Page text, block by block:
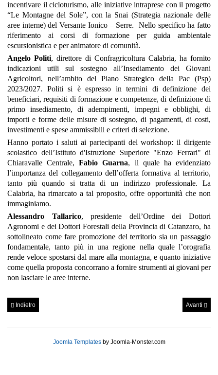
incentivare il cicloturismo, alle iniziative intraprese con il progetto
“Le Montagne del Sole”, con la Snai (Strategia nazionale delle
aree interne) del Versante Ionico – Serre. Nello specifico ha fatto
riferimento ai corsi di formazione per guida ambientale
escursionistica e per animatore di comunità.
Angelo Politi, direttore di Confragricoltura Calabria, ha fornito
indicazioni utili sul sostegno all’Insediamento dei Giovani
Agricoltori, nell’ambito del Piano Strategico della Pac (Psp)
2023/2027. Politi si è espresso in termini di definizione dei
beneficiari, requisiti di formazione e competenze, di definizione di
primo insediamento, di adempimenti, impegni e obblighi, di
importi e forme delle misure di sostegno, di pagamenti, di costi,
investimenti e spese ammissibili e criteri di selezione.
Hanno portato i saluti ai partecipanti del workshop: il dirigente
scolastico dell’Istituto d'Istruzione Superiore "Enzo Ferrari" di
Chiaravalle Centrale, Fabio Guarna, il quale ha evidenziato
l’importanza del collegamento dell’offerta formativa al territorio,
tanto più quando si tratta di un indirizzo professionale. La
Calabria, ha rimarcato a tal proposito, offre opportunità che non
immaginiamo.
Alessandro Tallarico, presidente dell’Ordine dei Dottori
Agronomi e dei Dottori Forestali della Provincia di Catanzaro, ha
sottolineato come fare promozione del territorio sia un passaggio
fondamentale, tanto più in una regione nella quale l’orografia
rende veloce spostarsi dal mare alla montagna, e quanto iniziative
come quella proposta concorrano a fornire strumenti ai giovani per
non lasciare le aree interne.
Indietro Avanti
Joomla Templatesby Joomla-Monster.com